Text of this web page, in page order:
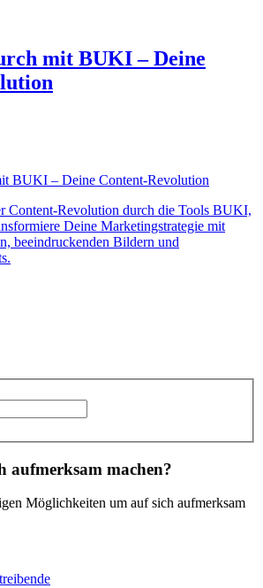
mit BUKI – Deine
Content-Revolution durch die Tools BUKI,
Deine Marketingstrategie mit
beeindruckenden Bildern und
aufmerksam machen?
Möglichkeiten um auf sich aufmerksam